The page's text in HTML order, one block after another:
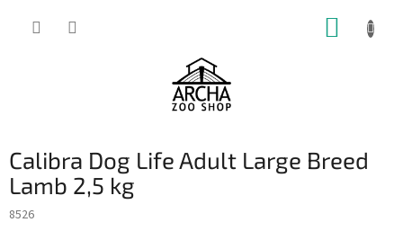
Calibra Dog Life Adult Large Breed
Lamb 2,5 kg
8526